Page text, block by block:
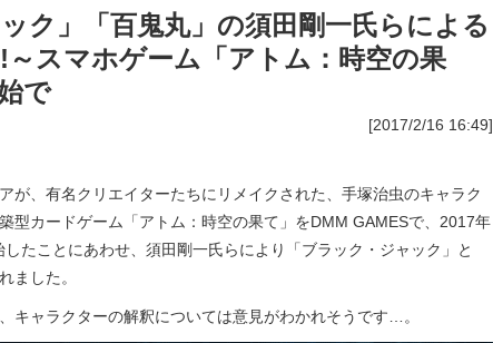
ク」「百鬼丸」の須田剛一氏らによる
～スマホゲーム「アトム：時空の果
で
[2017/2/16 16:49]
が、有名クリエイターたちにリメイクされた、手塚治虫のキャラク
型カードゲーム「アトム：時空の果て」をDMM GAMESで、2017年
たことにあわせ、須田剛一氏らにより「ブラック・ジャック」と
ました。
キャラクターの解釈については意見がわかれそうです…。